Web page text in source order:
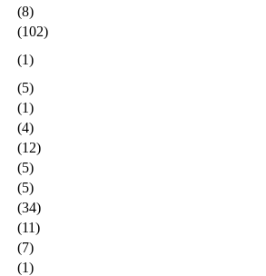
(8)
(102)
(1)
(5)
(1)
(4)
(12)
(5)
(5)
(34)
(11)
(7)
(1)